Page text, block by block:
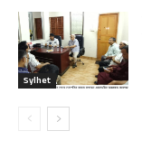
Sylhet